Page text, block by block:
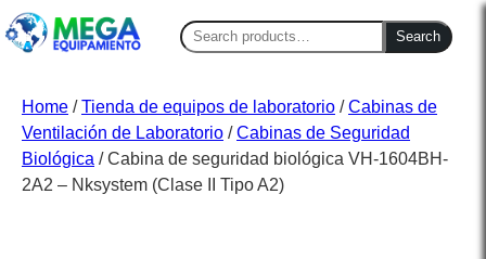
Search
for:
Search
Home /Tienda de equipos de laboratorio /Cabinas de
Ventilación de Laboratorio /Cabinas de Seguridad
Biológica / Cabina de seguridad biológica VH-1604BH-
2A2 – Nksystem (Clase II Tipo A2)